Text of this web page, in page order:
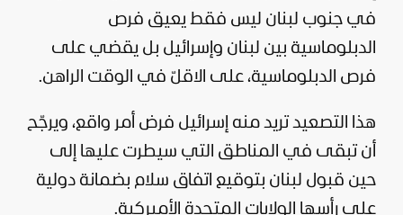
في جنوب لبنان ليس فقط يعيق فرص
الدبلوماسية بين لبنان وإسرائيل بل يقضي على
فرص الدبلوماسية، على الاقلّ في الوقت الراهن.
هذا التصعيد تريد منه إسرائيل فرض أمر واقع، ويرجّح
أن تبقى في المناطق التي سيطرت عليها إلى
حين قبول لبنان بتوقيع اتفاق سلام بضمانة دولية
على رأسها الولايات المتحدة الأميركية.